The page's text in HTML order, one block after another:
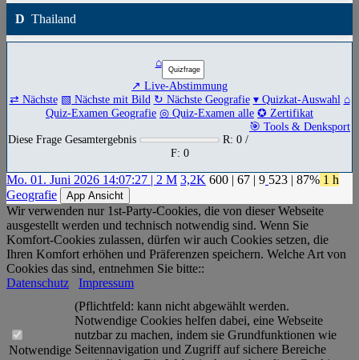
D Thailand
⌂
↗ Live-Abstimmung
⇄ Nächste ▧ Nächste mit Bild ↻ Nächste Geografie ▾ Quizkat-Auswahl ⌂
Quiz-Examen Geografie ◎ Quiz-Examen alle ✪ Zertifikat
🎯 Tools & Denksport
Diese Frage Gesamtergebnis
R: 0 /
F: 0
Mo. 01. Juni 2026 14:07:27 | 2 M 3,2K 600 | 67 | 9 523 | 87% 1 h
Geografie
App Ansicht
Wir verwenden nur 1st-Party-Cookies, die von dieser Webseite
ausgestellt werden und technisch notwendig sind. Wenn Sie
Komfort-Cookies zulassen, dürfen wir auch Cookies setzen, die
Ihren Komfort erhöhen und Präferenzen speichern. Welche Art von
Cookies das sind, entnehmen Sie bitte::
Datenschutz
Impressum
Notwendige
(Pflichtfeld: kann nicht abgewählt werden.
Notwendige Cookies helfen dabei, eine Webseite
nutzbar zu machen, indem sie Grundfunktionen wie
Seitennavigation und Zugriff auf sichere Bereiche